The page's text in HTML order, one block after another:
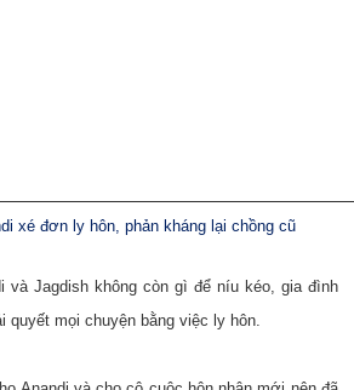
xé đơn ly hôn, phản kháng lại chồng cũ
và Jagdish không còn gì để níu kéo, gia đình
quyết mọi chuyện bằng việc ly hôn.